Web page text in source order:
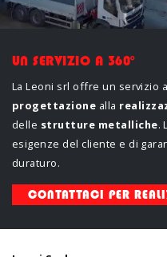
UN SERVIZIO A 360°
La Leoni srl offre un servizio
progettazione alla
delle strutture metalliche.
esigenze del cliente e di
duraturo.
CONTATTACI PER